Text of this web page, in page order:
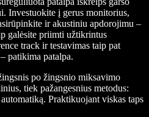
Investuokite į gerus monitorius,
ir akustiniu apdorojimu –
galėsite priimti užtikrintus
track ir testavimas taip pat
patikima patalpa.
po žingsnio miksavimo
tiek pažangesnius metodus:
Praktikuojant viskas taps